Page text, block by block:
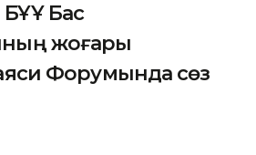
БҰҰ Бас
жоғары
Форумында сөз